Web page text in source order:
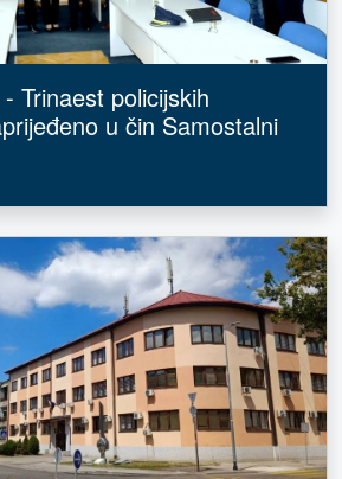
Trinaest policijskih
u čin Samostalni